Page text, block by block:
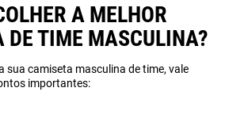
A MELHOR
DE TIME MASCULINA?
sua camiseta masculina de time, vale
importantes: